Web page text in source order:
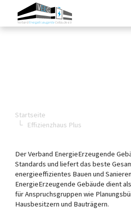
main
Startseite
Effizienzhaus Plus
Der Verband EnergieErzeugende
Standards und liefert das beste
energieeffizientes Bauen und
EnergieErzeugende Gebäude dient
für Anspruchsgruppen wie
Hausbesitzern und Bauträgern.